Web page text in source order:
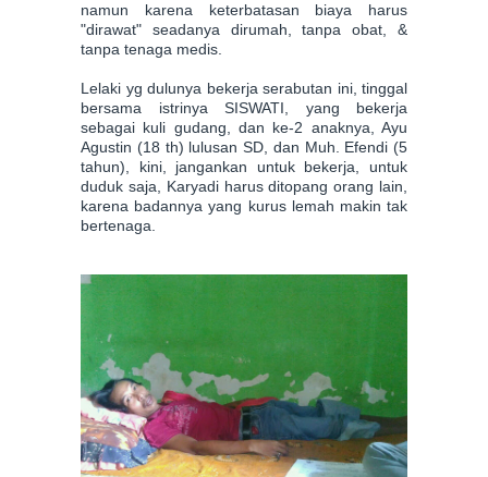
namun karena keterbatasan biaya harus
"dirawat" seadanya dirumah, tanpa obat, &
tanpa tenaga medis.
Lelaki yg dulunya bekerja serabutan ini, tinggal
bersama istrinya SISWATI, yang bekerja
sebagai kuli gudang, dan ke-2 anaknya, Ayu
Agustin (18 th) lulusan SD, dan Muh. Efendi (5
tahun), kini, jangankan untuk bekerja, untuk
duduk saja, Karyadi harus ditopang orang lain,
karena badannya yang kurus lemah makin tak
bertenaga.